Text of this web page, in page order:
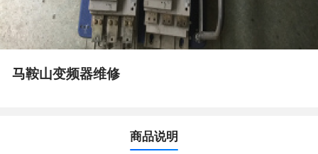
马鞍山变频器维修
商品说明